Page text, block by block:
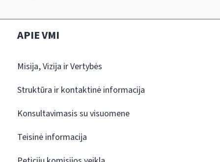
APIE VMI
Misija, Vizija ir Vertybės
Struktūra ir kontaktinė informacija
Konsultavimasis su visuomene
Teisinė informacija